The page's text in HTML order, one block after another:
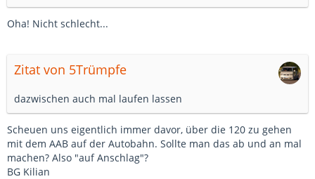
Oha! Nicht schlecht...
Zitat von 5Trümpfe
dazwischen auch mal laufen lassen
Scheuen uns eigentlich immer davor, über die 120 zu gehen
mit dem AAB auf der Autobahn. Sollte man das ab und an mal
machen? Also "auf Anschlag"?
BG Kilian